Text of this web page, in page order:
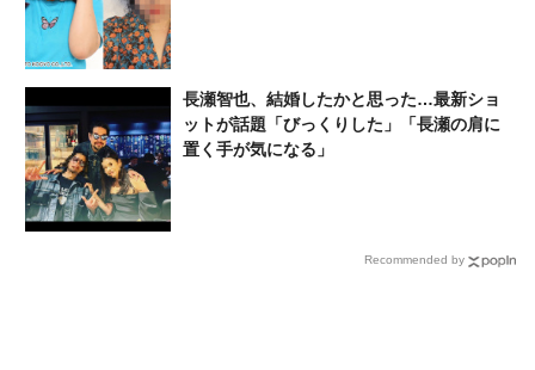
長瀬智也、結婚したかと思った…最新ショ
ットが話題「びっくりした」「長瀬の肩に
置く手が気になる」
Recommended by